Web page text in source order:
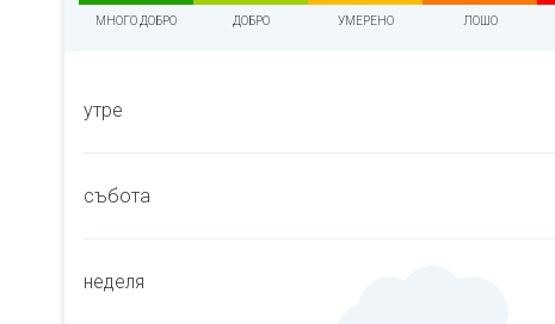
МНОГО ДОБРО ДОБРО УМЕРЕНО ЛОШО
утре
събота
неделя